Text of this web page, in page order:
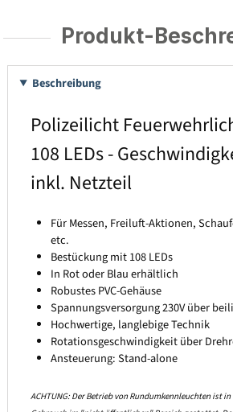
Produkt-
Beschreibung
Polizeilicht
108 LEDs -
inkl. Netzteil
Für Messen, Freiluft-Aktionen,
etc.
Bestückung mit 108 LEDs
In Rot oder Blau erhältlich
Robustes PVC-Gehäuse
Spannungsversorgung 230V über
Hochwertige, langlebige Technik
Rotationsgeschwindigkeit über
Ansteuerung: Stand-alone
ACHTUNG: Der Betrieb von Rundumkennleuchten ist